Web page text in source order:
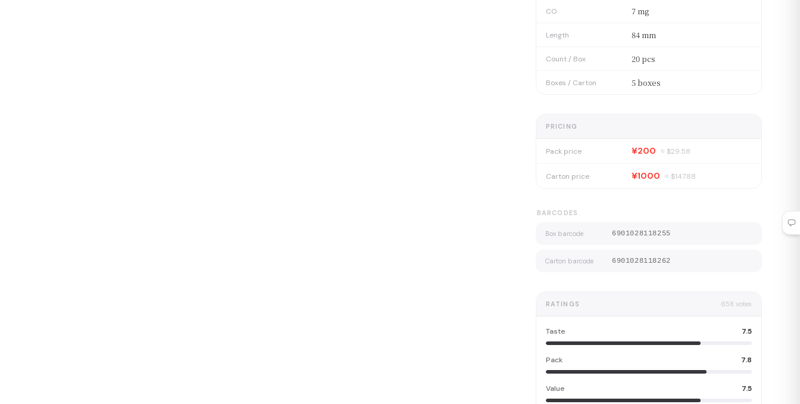
CO 7 mg
Length 84 mm
Count / Box 20 pcs
Boxes / Carton 5 boxes
PRICING
Pack price ¥200 ≈ $29.58
Carton price ¥1000 ≈ $147.88
BARCODES
Box barcode 6901028118255
Carton barcode 6901028118262
RATINGS 658 votes
Taste 7.5
Pack 7.8
Value 7.5